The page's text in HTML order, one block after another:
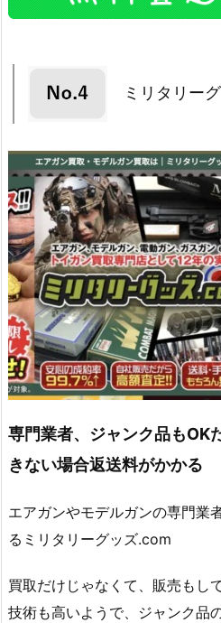
ミリタリー
専門業者、ジャンク品もOK
きない場合返送料がかかる
エアガンやモデルガンの専門業
るミリタリーグッズ.com
買取だけじゃなくて、販売もし
技術も高いようで、ジャンク品